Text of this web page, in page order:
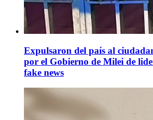
Expulsaron del país al
por el Gobierno de Milei de
fake news